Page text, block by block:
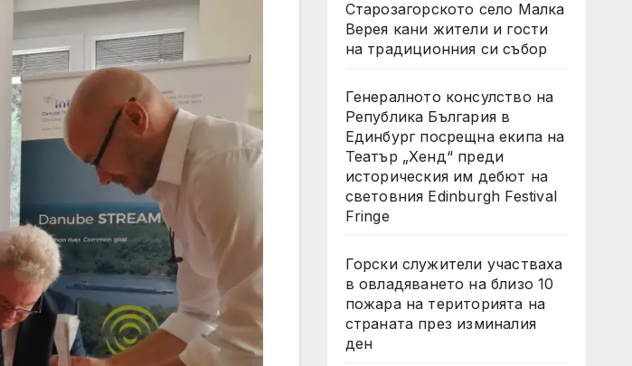
Старозагорското село Малка
Верея кани жители и гости
на традиционния си събор
Генералното консулство на
Република България в
Единбург посрещна екипа на
Театър „Хенд“ преди
историческия им дебют на
световния Edinburgh Festival
Fringe
Горски служители участваха
в овладяването на близо 10
пожара на територията на
страната през изминалия
ден